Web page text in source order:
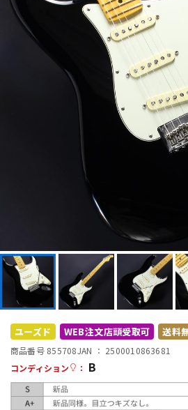
キーボード
DTM オンライン納品
配信/ライブ機器
ユーズド WEB注文店頭受取可 送料
商品番号 855708JAN ： 2500010863681
コンディション
： B